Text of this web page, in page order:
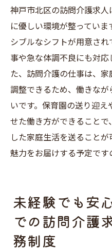
神戸市北区の訪問介護求
に優しい環境が整ってい
シブルなシフトが用意さ
事や急な体調不良にも対
た、訪問介護の仕事は、
調整できるため、働きな
いです。保育園の送り迎
せた働き方ができること
した家庭生活を送ること
魅力をお届けする予定です
未経験でも安
での訪問介護
務制度